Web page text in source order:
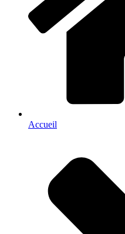
Accueil